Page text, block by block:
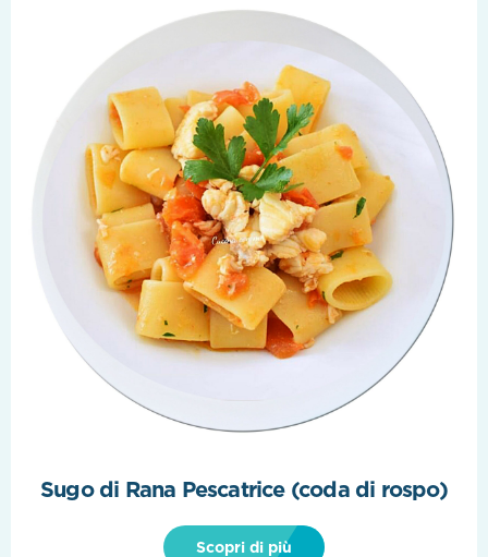
Sugo di Rana Pescatrice (coda di rospo)
Scopri di più